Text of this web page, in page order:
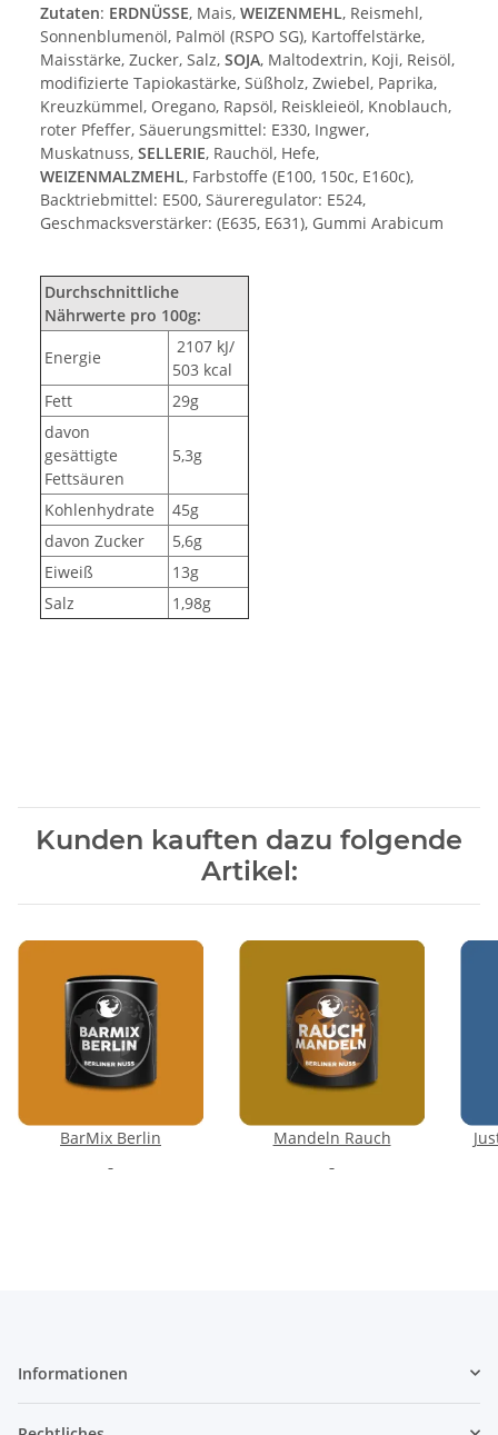
Zutaten: ERDNÜSSE, Mais, WEIZENMEHL, Reismehl,
Sonnenblumenöl, Palmöl (RSPO SG), Kartoffelstärke,
Maisstärke, Zucker, Salz, SOJA, Maltodextrin, Koji, Reisöl,
modifizierte Tapiokastärke, Süßholz, Zwiebel, Paprika,
Kreuzkümmel, Oregano, Rapsöl, Reiskleieöl, Knoblauch,
roter Pfeffer, Säuerungsmittel: E330, Ingwer,
Muskatnuss, SELLERIE, Rauchöl, Hefe,
WEIZENMALZMEHL, Farbstoffe (E100, 150c, E160c),
Backtriebmittel: E500, Säureregulator: E524,
Geschmacksverstärker: (E635, E631), Gummi Arabicum
Durchschnittliche
Nährwerte pro 100g:
Energie
2107 kJ/
503 kcal
Fett
29g
davon
gesättigte
Fettsäuren
5,3g
Kohlenhydrate
45g
davon Zucker
5,6g
Eiweiß
13g
Salz
1,98g
Kunden kauften dazu folgende
Artikel:
BarMix Berlin Mandeln Rauch
Informationen